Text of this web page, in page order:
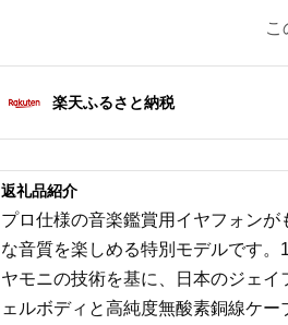
こ
楽天ふるさと納税
返礼品紹介
プロ仕様の音楽鑑賞用イヤフォン
な音質を楽しめる特別モデルです
ヤモニの技術を基に、日本のジェ
ェルボディと高純度無酸素銅線ケ